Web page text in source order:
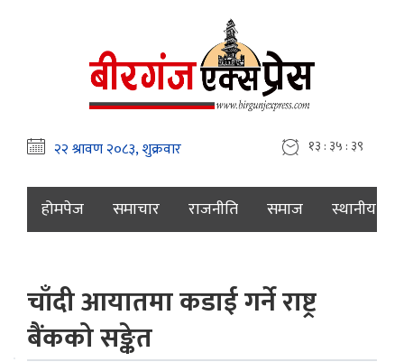
१३ : ३५ : ४०
होमपेज समाचार राजनीति समाज स्थानीय
चाँदी आयातमा कडाई गर्ने राष्ट्र
बैंकको सङ्केत